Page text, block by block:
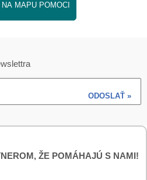
MAPU POMOCI
ODOSLAŤ »
ŽE POMÁHAJÚ S NAMI!